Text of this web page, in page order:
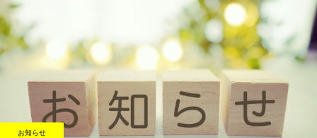
日常のこと
令和８年熊本地震
お知らせ
お盆期間中のご相談に
お知らせ